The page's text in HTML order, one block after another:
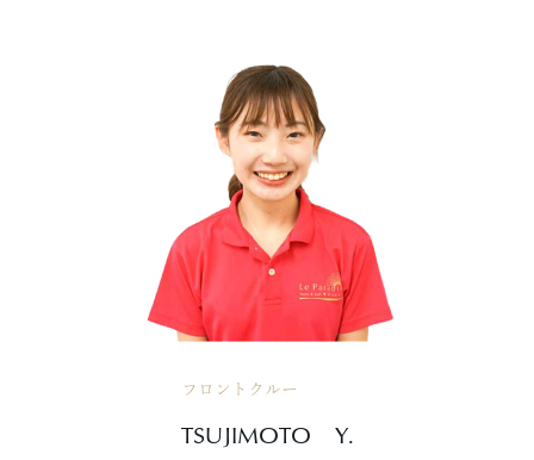
フロントクルー
TSUJIMOTO Y.